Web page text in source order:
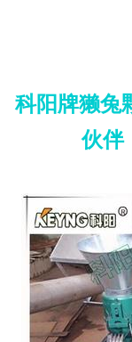
科阳牌獭兔
伙伴